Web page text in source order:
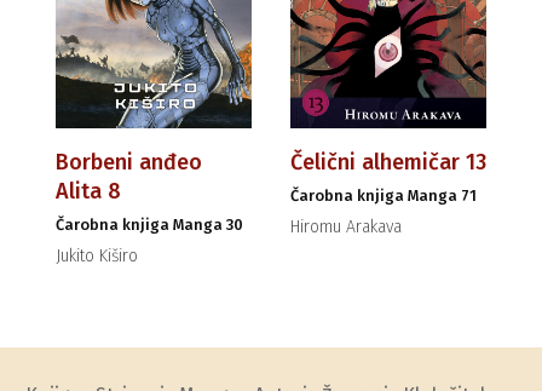
Borbeni anđeo
Alita 8
Čarobna knjiga Manga 30
Jukito Kiširo
Čelični alhemičar 13
Čarobna knjiga Manga 71
Hiromu Arakava